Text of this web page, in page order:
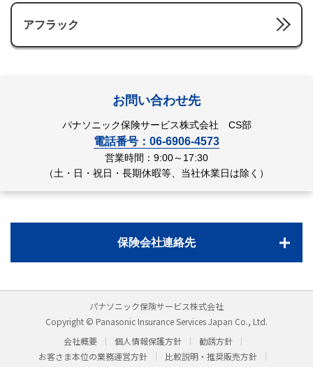
アフラック
お問い合わせ先
パナソニック保険サービス株式会社 CS部
電話番号：06-6906-4573
営業時間：9:00～17:30
（土・日・祝日・長期休暇等、当社休業日は除く）
保険会社連絡先
パナソニック保険サービス株式会社
Copyright © Panasonic Insurance Services Japan Co., Ltd.
会社概要
個人情報保護方針
勧誘方針
お客さま本位の業務運営方針
比較説明・推奨販売方針